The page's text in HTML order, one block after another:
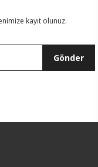
kayıt olunuz.
Gönder